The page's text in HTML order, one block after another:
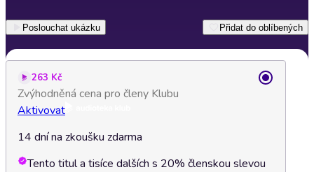
Poslouchat ukázku Přidat do oblíbených
263 Kč
Zvýhodněná cena pro členy Klubu
Aktivovat
14 dní na zkoušku zdarma
Tento titul a tisíce dalších s 20% členskou slevou